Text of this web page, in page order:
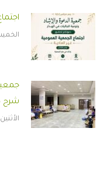
الخميس 24 محرم
شرح
الأثنين 21 محرم 1448هـ